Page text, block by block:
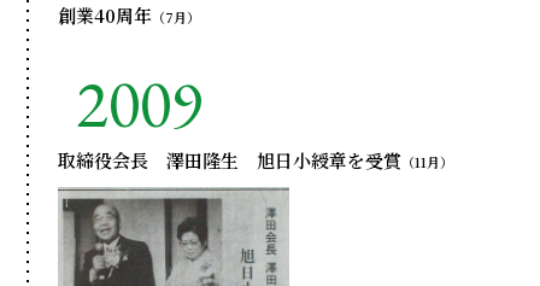
創業40周年 （7月）
2009
取締役会長 澤田隆生 旭日小綬章を受賞 （11月）